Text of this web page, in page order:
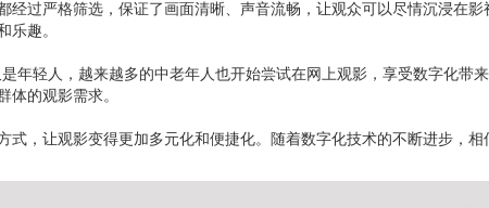
过严格筛选，保证了画面清晰、声音流畅，让观众可以尽情沉浸在
趣。
轻人，越来越多的中老年人也开始尝试在网上观影，享受数字化带
的观影需求。
，让观影变得更加多元化和便捷化。随着数字化技术的不断进步，